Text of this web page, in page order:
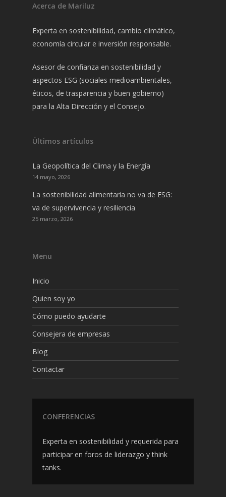
Acerca de Mariluz
Experta en sostenibilidad, cambio climático,
economía circular e inversión responsable.
Asesor de confianza en sostenibilidad y
aspectos ESG (sociales medioambientales,
éticos, de trasparencia y buen gobierno)
para la Alta Dirección y el Consejo.
Últimos artículos
La Geopolítica del Clima y la Energía
14 mayo, 2026
La sostenibilidad alimentaria no va de ESG:
va de supervivencia y resiliencia
25 marzo, 2026
Menu
Inicio
Quien soy yo
Cómo puedo ayudarte
Consejera de empresas
Blog
Contactar
CONFERENCIAS
Experta en sostenibilidad y requerida para
participar en foros de liderazgo y think
tanks.